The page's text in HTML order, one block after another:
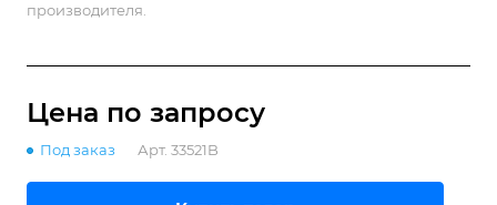
производителя.
Цена по запросу
Под заказ Арт. 33521B